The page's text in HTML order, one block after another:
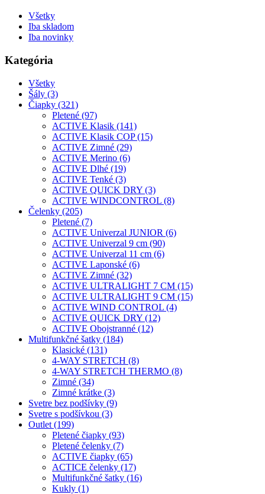
Všetky
Iba skladom
Iba novinky
Kategória
Všetky
Šály (3)
Čiapky (321)
Pletené (97)
ACTIVE Klasik (141)
ACTIVE Klasik COP (15)
ACTIVE Zimné (29)
ACTIVE Merino (6)
ACTIVE Dlhé (19)
ACTIVE Tenké (3)
ACTIVE QUICK DRY (3)
ACTIVE WINDCONTROL (8)
Čelenky (205)
Pletené (7)
ACTIVE Univerzal JUNIOR (6)
ACTIVE Univerzal 9 cm (90)
ACTIVE Univerzal 11 cm (6)
ACTIVE Laponské (6)
ACTIVE Zimné (32)
ACTIVE ULTRALIGHT 7 CM (15)
ACTIVE ULTRALIGHT 9 CM (15)
ACTIVE WIND CONTROL (4)
ACTIVE QUICK DRY (12)
ACTIVE Obojstranné (12)
Multifunkčné šatky (184)
Klasické (131)
4-WAY STRETCH (8)
4-WAY STRETCH THERMO (8)
Zimné (34)
Zimné krátke (3)
Svetre bez podšívky (9)
Svetre s podšívkou (3)
Outlet (199)
Pletené čiapky (93)
Pletené čelenky (7)
ACTIVE čiapky (65)
ACTICE čelenky (17)
Multifunkčné šatky (16)
Kukly (1)